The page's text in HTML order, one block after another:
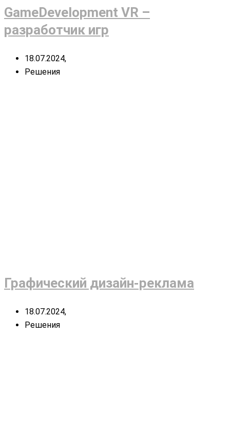
GameDevelopment VR –
разработчик игр
18.07.2024,
Решения
Графический дизайн-реклама
18.07.2024,
Решения